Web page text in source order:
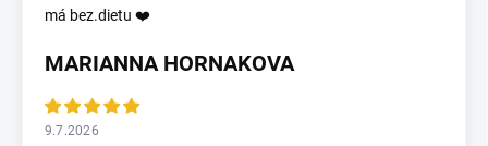
má bez.dietu ❤️
MARIANNA HORNAKOVA
9.7.2026